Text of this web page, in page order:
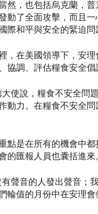
然，也包括烏克蘭，
動了全面攻擊，而且
際和平與安全的緊迫
，在美國領導下，安
協調、評估糧食安全倡
使說，糧食不安全問
動力。在糧食不安全
點是在所有的機會中
的匯報人員也囊括進來
聲音的人發出聲音；
輪值的月份中在安理會